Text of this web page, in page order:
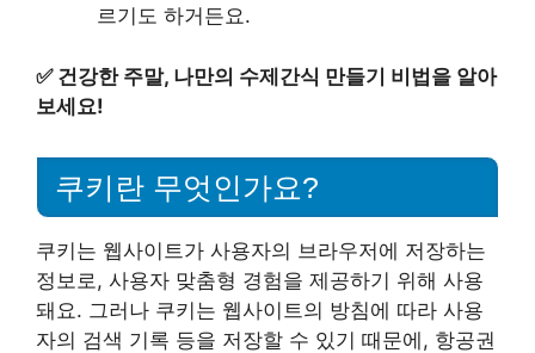
르기도 하거든요.
✅ 건강한 주말, 나만의 수제간식 만들기 비법을 알아
보세요!
쿠키란 무엇인가요?
쿠키는 웹사이트가 사용자의 브라우저에 저장하는
정보로, 사용자 맞춤형 경험을 제공하기 위해 사용
돼요. 그러나 쿠키는 웹사이트의 방침에 따라 사용
자의 검색 기록 등을 저장할 수 있기 때문에, 항공권